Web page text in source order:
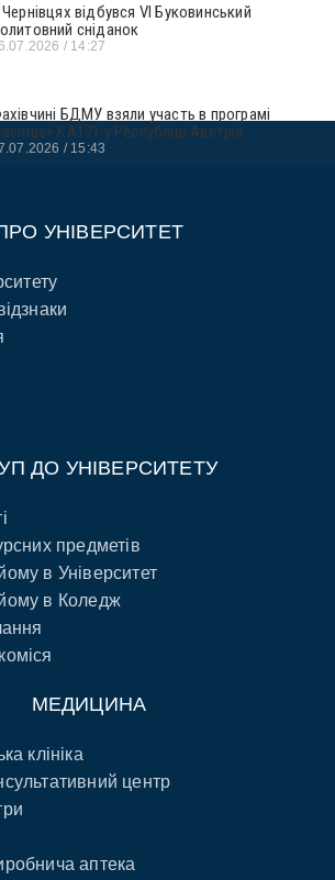
відбувся VI Буковинський
сніданок
14:27
БДМУ взяли участь в програмі
KA171 у Республіці Австрія
15:43
УНІВЕРСИТЕТ
ДО УНІВЕРСИТЕТУ
предметів
в Університет
в Коледж
МЕДИЦИНА
клініка
центр
аптека